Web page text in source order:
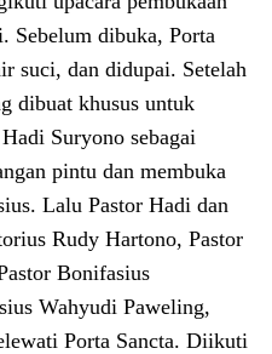
Sebelum dibuka, Porta
suci, dan didupai. Setelah
dibuat khusus untuk
Suryono sebagai
pintu dan membuka
Lalu Pastor Hadi dan
Rudy Hartono, Pastor
Bonifasius
Wahyudi Paweling,
Porta Sancta. Diikuti